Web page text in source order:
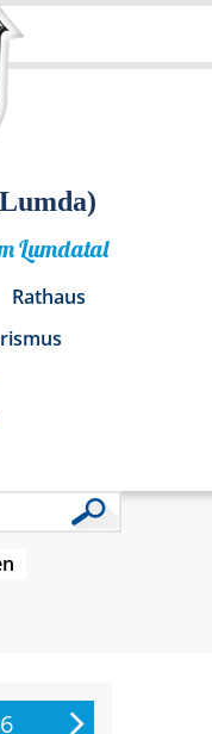
Lumdatal
Rathaus